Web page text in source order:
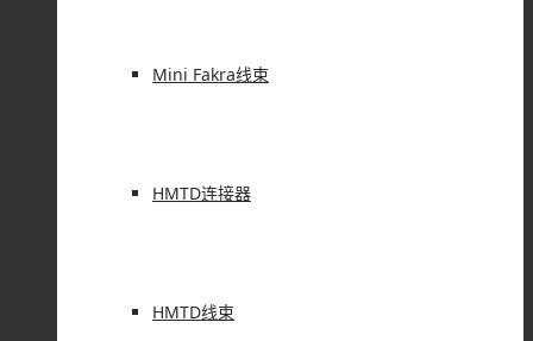
Mini Fakra线束
HMTD连接器
HMTD线束